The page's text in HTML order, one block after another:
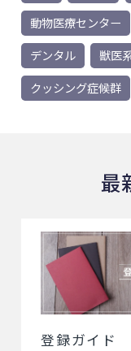
動物医療センター
デンタル
獣医
クッシング症候群
最
登録ガイド